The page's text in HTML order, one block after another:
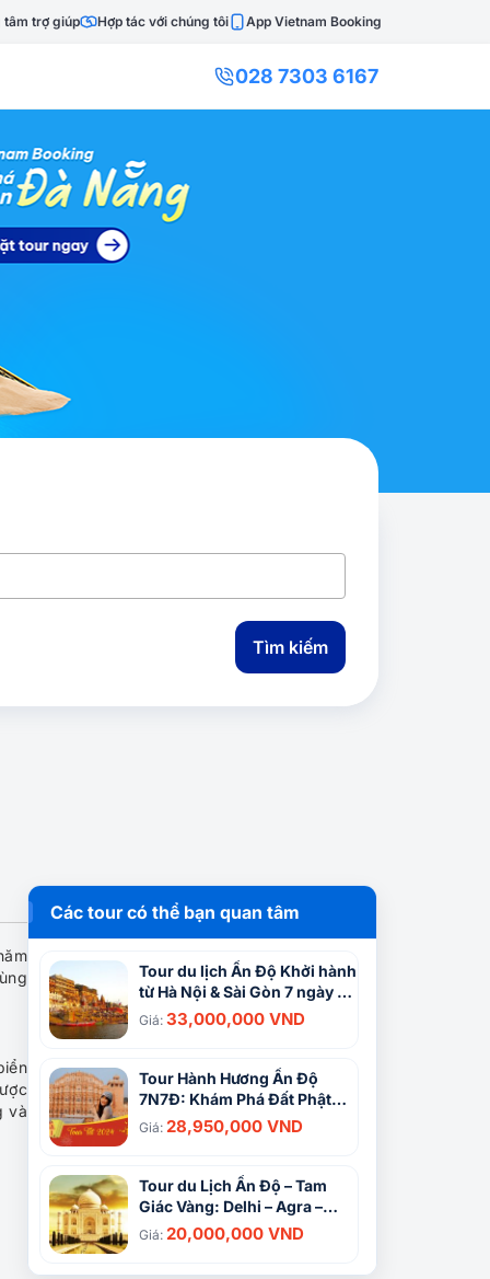
tâm trợ giúp Hợp tác với chúng tôi App Vietnam Booking
028 7303 6167
Tìm kiếm
và
Các tour có thể bạn quan tâm
Tour du lịch Ấn Độ Khởi hành
từ Hà Nội & Sài Gòn 7 ngày 6
đêm – Đất nước của sự kỳ
Giá: 33,000,000 VND
Tour Hành Hương Ấn Độ
7N7Đ: Khám Phá Đất Phật
Tâm Linh
Giá: 28,950,000 VND
Tour du Lịch Ấn Độ – Tam
Giác Vàng: Delhi – Agra –
Jaipur (4N3Đ)
Giá: 20,000,000 VND